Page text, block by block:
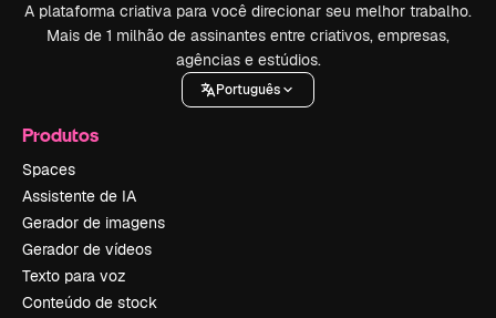
A plataforma criativa para você direcionar seu melhor trabalho.
Mais de 1 milhão de assinantes entre criativos, empresas,
agências e estúdios.
Português
Produtos
Spaces
Assistente de IA
Gerador de imagens
Gerador de vídeos
Texto para voz
Conteúdo de stock